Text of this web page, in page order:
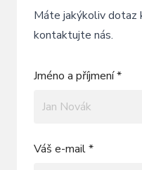
Máte jakýkoliv dotaz
kontaktujte nás.
Jméno a příjmení *
Váš e-mail *